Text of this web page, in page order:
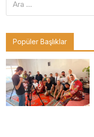
Popüler Başlıklar